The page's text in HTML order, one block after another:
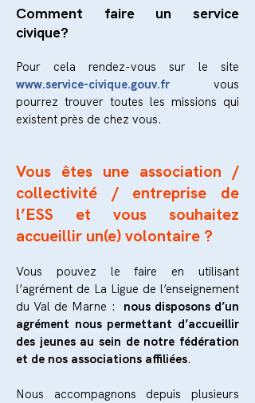
Comment faire un service
civique?
Pour cela rendez-vous sur le site
www.service-civique.gouv.fr
vous
pourrez trouver toutes les missions qui
existent près de chez vous.
Vous êtes une association /
collectivité / entreprise de
l’ESS et vous souhaitez
accueillir un(e)volontaire ?
Vous pouvez le faire en utilisant
l’agrément de La Ligue de l’enseignement
du Val de Marne : nous disposons d’un
agrément nous permettant d’accueillir
des jeunes au sein de notre fédération
et de nos associations affiliées.
Nous accompagnons depuis plusieurs